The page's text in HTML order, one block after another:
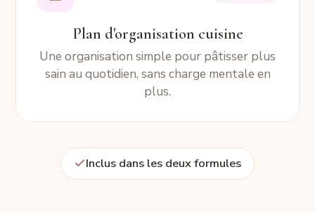
Plan d'organisation cuisine
Une organisation simple pour pâtisser plus
sain au quotidien, sans charge mentale en
plus.
Inclus dans les deux formules